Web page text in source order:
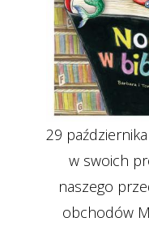
29
w swoich
naszego
obchodów